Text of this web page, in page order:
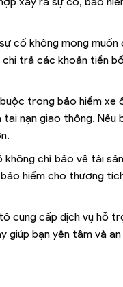
cố không mong
trả các khoản tiền
trong bảo hiểm
nạn giao thông. Nếu
chỉ bảo vệ tài
hiểm cho thương
cung cấp dịch vụ hỗ
giúp bạn yên tâm và